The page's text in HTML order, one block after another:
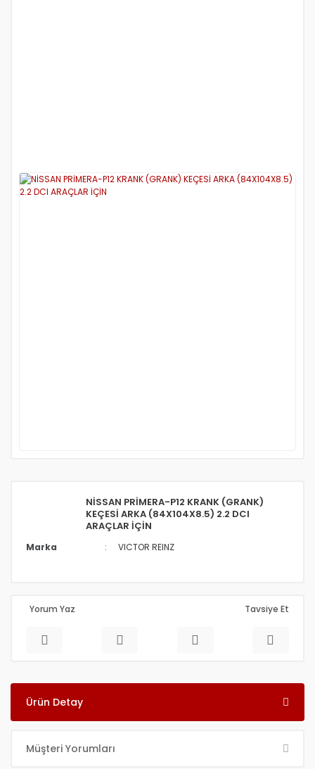
NİSSAN PRİMERA-P12 KRANK (GRANK)
KEÇESİ ARKA (84X104X8.5) 2.2 DCI
ARAÇLAR İÇİN
Marka VICTOR REINZ
Yorum Yaz Tavsiye Et
Ürün Detay
Müşteri Yorumları